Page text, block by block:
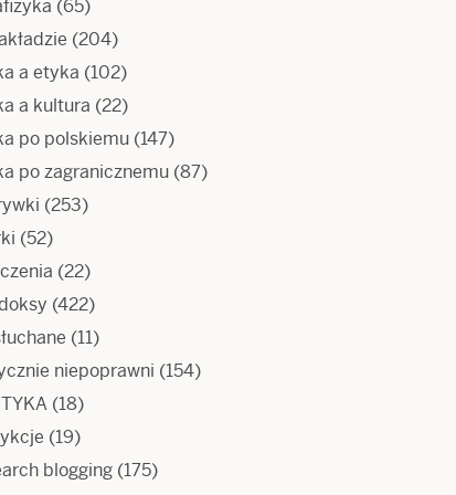
(65)
(204)
a etyka (102)
a kultura (22)
po polskiemu (147)
po zagranicznemu (87)
(253)
(52)
(22)
(422)
(11)
niepoprawni (154)
(18)
(19)
blogging (175)